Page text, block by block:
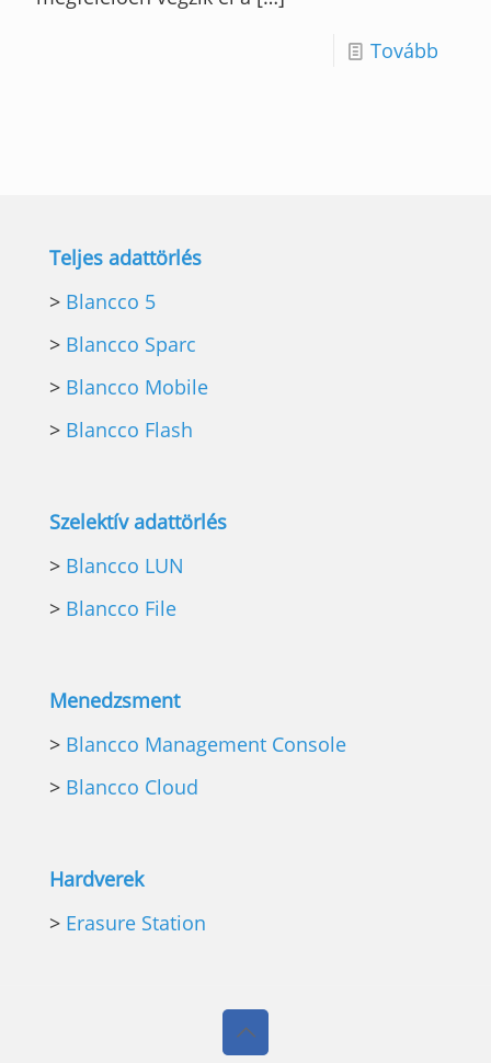
Tovább
Teljes adattörlés
> Blancco 5
> Blancco Sparc
> Blancco Mobile
> Blancco Flash
Szelektív adattörlés
> Blancco LUN
> Blancco File
Menedzsment
> Blancco Management Console
> Blancco Cloud
Hardverek
> Erasure Station